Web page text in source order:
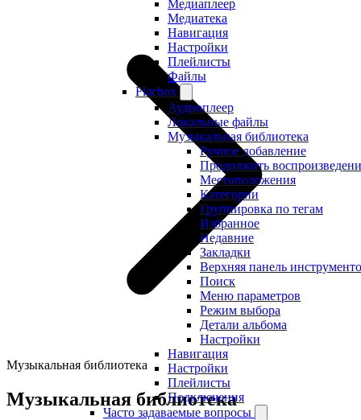
Медиаплеер
Медиатека
Навигация
Настройки
Плейлисты
Файлы
Flacbox
Аудиоплеер
Локальные файлы
Музыкальная библиотека
Ручное добавление
Продолжить
Местоположения
Категории
Группировка по тегам
Избранное
Недавние
Закладки
Верхняя панель
Поиск
Меню параметров
Режим выбора
Детали альбома
Настройки
Навигация
Настройки
Плейлисты
Подключения
Часто задаваемые вопросы
Музыкальная библиотека
Музыкальная библиотека